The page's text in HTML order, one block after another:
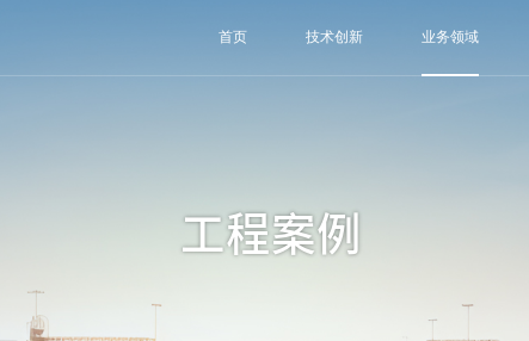
首页 技术创新 业务领域
工程案例